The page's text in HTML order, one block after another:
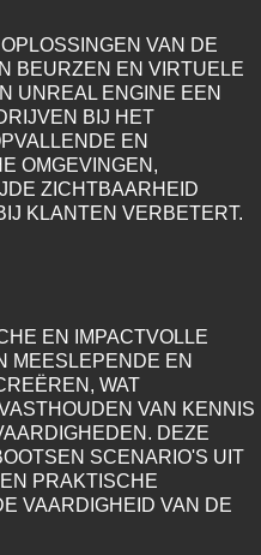
VAN DE
BEURZEN EN VIRTUELE
UNREAL ENGINE EEN
BIJ HET
EN
OMGEVINGEN,
ZICHTBAARHEID
KLANTEN VERBETERT.
EN IMPACTVOLLE
MEESLEPENDE EN
WAT
VAN KENNIS
DEZE
SCENARIO'S UIT
PRAKTISCHE
VAARDIGHEID VAN DE